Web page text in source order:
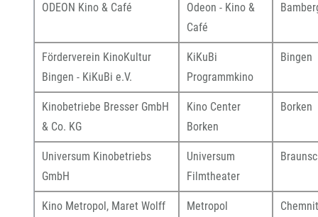
ODEON Kino & Café
Odeon - Kino &
Café
Förderverein KinoKultur
Bingen - KiKuBi e.V.
KiKuBi
Programmkino
Bingen
Kinobetriebe Bresser GmbH
& Co. KG
Kino Center
Borken
Borken
Universum Kinobetriebs
GmbH
Universum
Filmtheater
Kino Metropol, Maret Wolff Metropol